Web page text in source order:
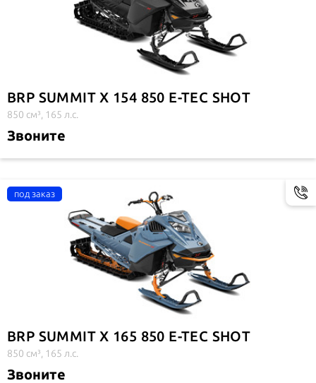
BRP SUMMIT X 154 850 E-TEC SHOT
850 см³, 165 л.с.
Звоните
BRP SUMMIT X 165 850 E-TEC SHOT
850 см³, 165 л.с.
Звоните